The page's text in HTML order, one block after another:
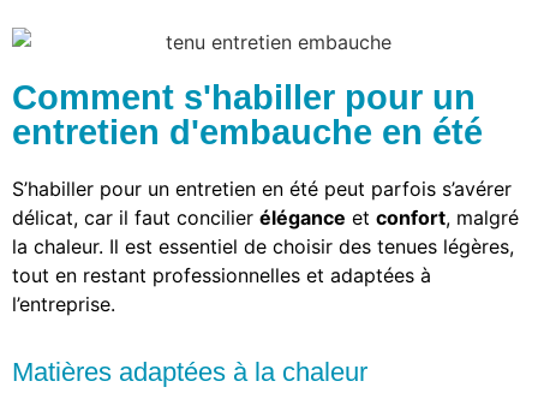
Comment s'habiller pour un
entretien d'embauche en été
S’habiller pour un entretien en été peut parfois s’avérer
délicat, car il faut concilier élégance et confort, malgré
la chaleur. Il est essentiel de choisir des tenues légères,
tout en restant professionnelles et adaptées à
l’entreprise.
Matières adaptées à la chaleur